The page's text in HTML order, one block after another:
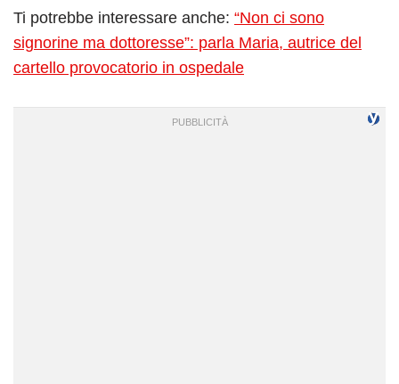
Ti potrebbe interessare anche: “Non ci sono
signorine ma dottoresse”: parla Maria, autrice del
cartello provocatorio in ospedale